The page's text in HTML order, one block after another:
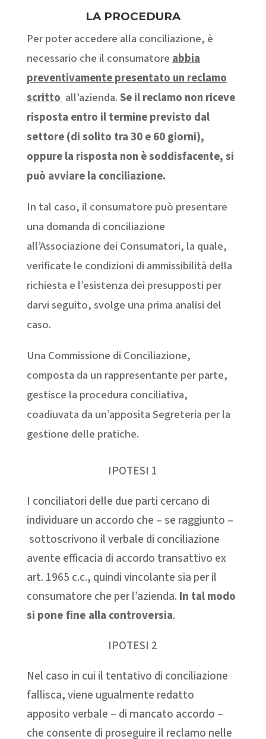
LA PROCEDURA
Per poter accedere alla conciliazione, è
necessario che il consumatore abbia
preventivamente presentato un reclamo
scritto all’azienda.Se il reclamo non riceve
risposta entro il termine previsto dal
settore (di solito tra 30 e 60 giorni),
oppure la risposta non è soddisfacente, si
può avviare la conciliazione.
In tal caso, il consumatore può presentare
una domanda di conciliazione
all’Associazione dei Consumatori, la quale,
verificate le condizioni di ammissibilità della
richiesta e l’esistenza dei presupposti per
darvi seguito, svolge una prima analisi del
caso.
Una Commissione di Conciliazione,
composta da un rappresentante per parte,
gestisce la procedura conciliativa,
coadiuvata da un’apposita Segreteria per la
gestione delle pratiche.
IPOTESI 1
I conciliatori delle due parti cercano di
individuare un accordo che – se raggiunto –
sottoscrivono il verbale di conciliazione
avente efficacia di accordo transattivo ex
art. 1965 c.c., quindi vincolante sia per il
consumatore che per l’azienda. In tal modo
si pone fine alla controversia.
IPOTESI 2
Nel caso in cui il tentativo di conciliazione
fallisca, viene ugualmente redatto
apposito verbale – di mancato accordo –
che consente di proseguire il reclamo nelle